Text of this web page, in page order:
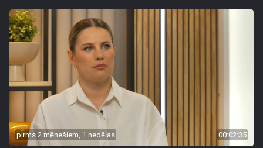
pirms 2 mēnešiem, 1 nedēļas 00:02:35